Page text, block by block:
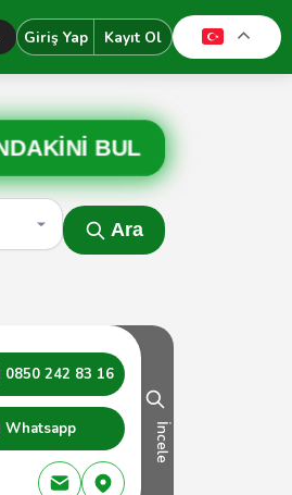
Giriş Yap Kayıt Ol
BUL
Ara
0850 242 83 16
Whatsapp İncele